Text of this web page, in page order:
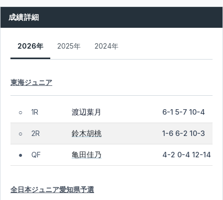
成績詳細
2026年 2025年 2024年
東海ジュニア
○ 1R 渡辺葉月 6-1 5-7 10-4
○ 2R 鈴木胡桃 1-6 6-2 10-3
● QF 亀田佳乃 4-2 0-4 12-14
全日本ジュニア愛知県予選